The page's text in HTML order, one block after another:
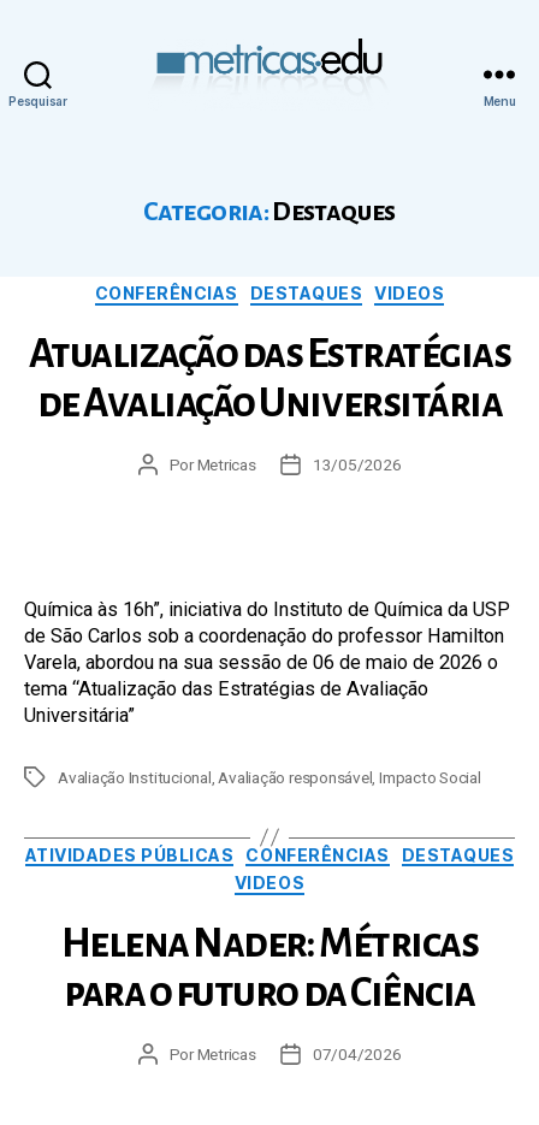
Pesquisar Menu
Categoria: Destaques
Categorias
CONFERÊNCIAS DESTAQUES VIDEOS
Atualização das Estratégias
de Avaliação Universitária
AutorPorMetricas
Data13/05/2026
Química às 16h”, iniciativa do Instituto de Química da USP
de São Carlos sob a coordenação do professor Hamilton
Varela, abordou na sua sessão de 06 de maio de 2026 o
tema “Atualização das Estratégias de Avaliação
Universitária”
Tags Avaliação Institucional Avaliação responsável ,Impacto Social
Categorias
ATIVIDADES PÚBLICAS CONFERÊNCIAS
DESTAQUES
VIDEOS
Helena Nader: Métricas
para o futuro da Ciência
AutorPorMetricas
Data07/04/2026